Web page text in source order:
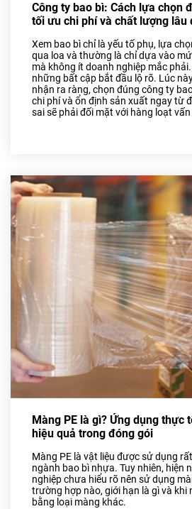
Công ty bao bì: Cách lựa chọn
tối ưu chi phí và chất lượng lâu
Xem bao bì chỉ là yếu tố phụ, lựa
qua loa và thường là chỉ dựa vào
mà không ít doanh nghiệp mắc
những bất cập bắt đầu lộ rõ. Lúc
nhận ra ràng, chọn đúng công ty
chi phí và ổn định sản xuất ngay từ
sai sẽ phải đối mặt với hàng loạt
Màng PE là gì? Ứng dụng thực
hiệu quả trong đóng gói
Màng PE là vật liệu được sử dụng
ngành bao bì nhựa. Tuy nhiên, hiện
nghiệp chưa hiểu rõ nên sử dụng
trường hợp nào, giới hạn là gì và khi
bằng loại màng khác.